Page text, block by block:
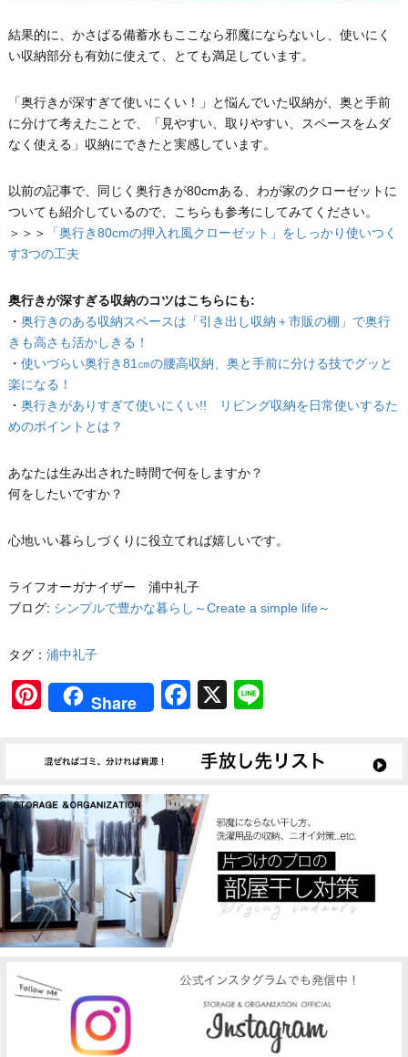
結果的に、かさばる備蓄水もここなら邪魔にならないし、使いにく
い収納部分も有効に使えて、とても満足しています。
「奥行きが深すぎて使いにくい！」と悩んでいた収納が、奥と手前
に分けて考えたことで、「見やすい、取りやすい、スペースをムダ
なく使える」収納にできたと実感しています。
以前の記事で、同じく奥行きが80cmある、わが家のクローゼットに
ついても紹介しているので、こちらも参考にしてみてください。
＞＞＞
「奥行き80cmの押入れ風クローゼット」をしっかり使いつく
す3つの工夫
奥行きが深すぎる収納のコツはこちらにも:
・ 奥行きのある収納スペースは「引き出し収納＋市販の棚」で奥行
きも高さも活かしきる！
・ 使いづらい奥行き81㎝の腰高収納、奥と手前に分ける技でグッと
楽になる！
・ 奥行きがありすぎて使いにくい!! リビング収納を日常使いするた
めのポイントとは？
あなたは生み出された時間で何をしますか？
何をしたいですか？
心地いい暮らしづくりに役立てれば嬉しいです。
ライフオーガナイザー 浦中礼子
ブログ: シンプルで豊かな暮らし～Create a simple life～
タグ： 浦中礼子
Pinterest
Share Facebook
X